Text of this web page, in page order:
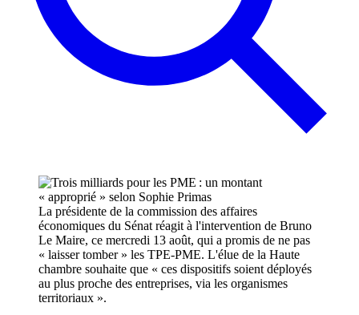
La présidente de la commission des affaires
économiques du Sénat réagit à l'intervention de Bruno
Le Maire, ce mercredi 13 août, qui a promis de ne pas
« laisser tomber » les TPE-PME. L'élue de la Haute
chambre souhaite que « ces dispositifs soient déployés
au plus proche des entreprises, via les organismes
territoriaux ».